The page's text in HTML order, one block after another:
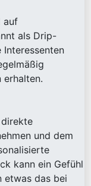
auf
als Drip-
erhalten.
und dem
kann ein Gefühl
etwas das bei